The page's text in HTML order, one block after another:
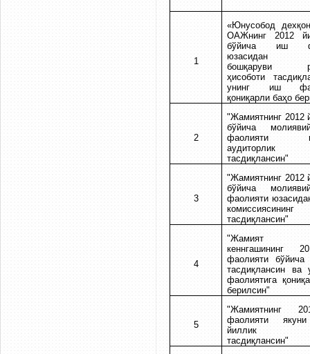
1
«Юнусобод
ОАЖнинг 2012
бўйича иш
юзасидан
бошқаруви
ҳисоботи
унинг иш
қониқарли баҳо
2
"Жамиятнинг 2012
бўйича
фаолияти
аудиторлик
тасдиқлансин"
3
"Жамиятнинг 2012
бўйича
фаолияти
комиссиясининг
тасдиқлансин"
4
"Жамият
кеннгашининг
фаолияти бўйича
тасдиқлансин ва
фаолиятига
берилсин"
5
"Жамиятнинг
фаолияти
йиллик
тасдиқлансин"